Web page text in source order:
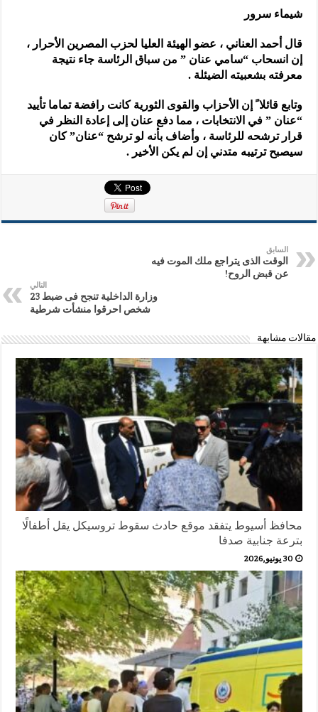
شيماء سرور
قال أحمد العناني ، عضو الهيئة العليا لحزب المصرين الأحرار ،
إن انسحاب “سامي عنان ” من سباق الرئاسة جاء نتيجة
معرفته بشعبيته الضيئلة .
وتابع قائلا ً إن الأحزاب والقوى الثورية كانت رافضة تماما تأييد
“عنان ” في الانتخابات ، مما دفع عنان إلى إعادة النظر في
قرار ترشحه للرئاسة ، وأضاف بأنه لو ترشح “عنان” كان
سيصبح ترتيبه متدني إن لم يكن الأخير .
السابق
الوقت الذى يتراجع ملك الموت فيه
عن قبض الروح!
التالي
وزارة الداخلية تنجح فى ضبط 23
شخص احرقوا منشأت شرطية
مقالات مشابهة
محافظ أسيوط يتفقد موقع حادث سقوط تروسيكل يقل أطفالًا
بترعة جنابية صدفا
30 يونيو,2026